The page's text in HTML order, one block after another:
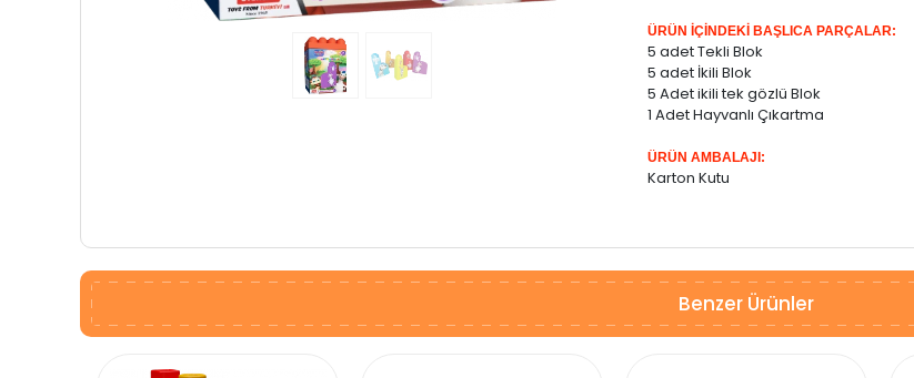
ÜRÜN İÇİNDEKİ BAŞLICA PARÇALAR:
5 adet Tekli Blok
5 adet İkili Blok
5 Adet ikili tek gözlü Blok
1 Adet Hayvanlı Çıkartma
ÜRÜN AMBALAJI:
Karton Kutu
Benzer Ürünler